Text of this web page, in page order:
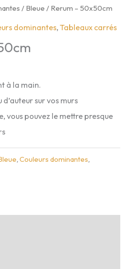
/ Bleue / Rerum – 50x50cm
dominantes, Tableaux carrés
à la main.
sur vos murs
vous pouvez le mettre presque
,Couleurs dominantes,